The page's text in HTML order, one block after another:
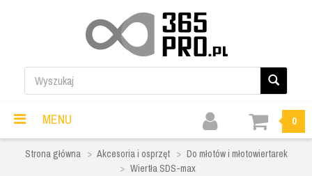
MENU 0
Strona główna Akcesoria i osprzęt
Do młotów i młotowiertarek
Wiertła SDS-max